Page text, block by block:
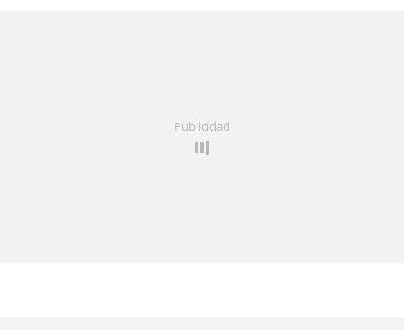
Publicidad